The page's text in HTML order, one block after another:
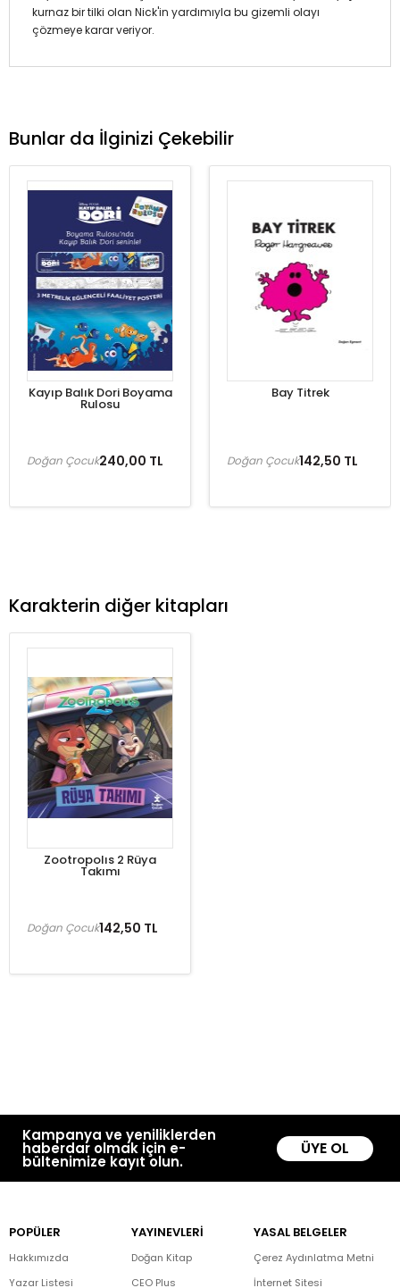
kurnaz bir tilki olan Nick'in yardımıyla bu gizemli olayı
çözmeye karar veriyor.
Bunlar da İlginizi Çekebilir
Kayıp Balık Dori Boyama
Rulosu
240,00 TL
Doğan Çocuk
Bay Titrek
142,50 TL
Doğan Çocuk
Karakterin diğer kitapları
Zootropolıs 2 Rüya
Takımı
142,50 TL
Doğan Çocuk
Kampanya ve yeniliklerden
haberdar olmak için e-
bültenimize kayıt olun.
ÜYE OL
POPÜLER
Hakkımızda
Yazar Listesi
YAYINEVLERİ
Doğan Kitap
CEO Plus
YASAL BELGELER
Çerez Aydınlatma Metni
İnternet Sitesi